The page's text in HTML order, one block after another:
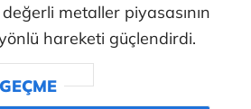
metaller piyasasının
hareketi güçlendirdi.